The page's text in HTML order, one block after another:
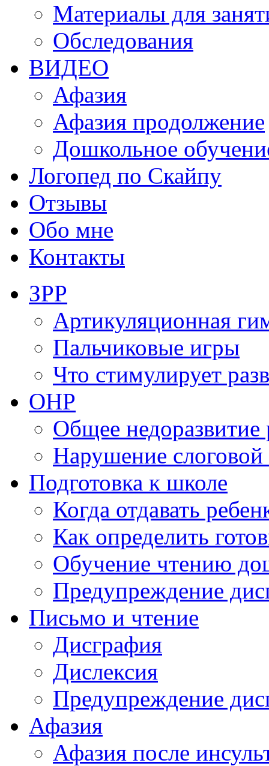
Материалы для
Обследования
ВИДЕО
Афазия
Афазия продолжение
Дошкольное
Логопед по Скайпу
Отзывы
Обо мне
Контакты
ЗРР
Артикуляционная
Пальчиковые игры
Что стимулирует
ОНР
Общее недоразвитие
Нарушение слоговой
Подготовка к школе
Когда отдавать
Как определить
Обучение чтению
Предупреждение
Письмо и чтение
Дисграфия
Дислексия
Предупреждение
Афазия
Афазия после